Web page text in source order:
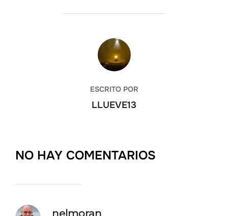
AUTOR DE LA ENTRADA
ESCRITO POR
LLUEVE13
NO HAY COMENTARIOS
nelmoran